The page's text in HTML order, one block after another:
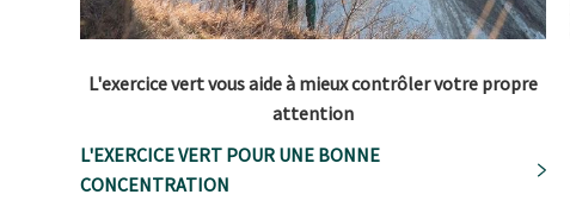
L'exercice vert vous aide à mieux contrôler votre propre
attention
L'EXERCICE VERT POUR UNE BONNE
CONCENTRATION